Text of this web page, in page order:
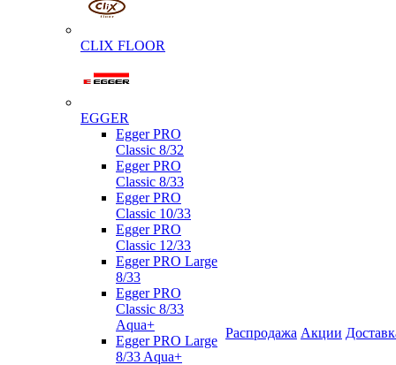
CLIX FLOOR
EGGER
Egger PRO
Classic 8/32
Egger PRO
Classic 8/33
Egger PRO
Classic 10/33
Egger PRO
Classic 12/33
Egger PRO Large
8/33
Egger PRO
Classic 8/33
Aqua+
Egger PRO Large
8/33 Aqua+
Распродажа Акции